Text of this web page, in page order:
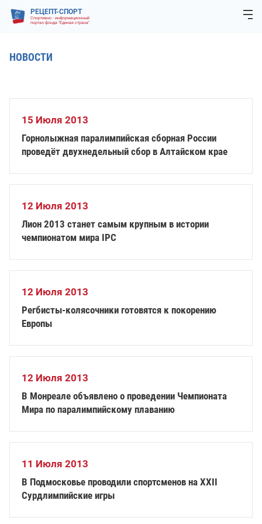
РЕЦЕПТ-СПОРТ
Спортивно - информационный
портал фонда "Единая страна"
НОВОСТИ
15 Июля 2013
Горнолыжная паралимпийская сборная России
проведёт двухнедельный сбор в Алтайском крае
12 Июля 2013
Лион 2013 станет самым крупным в истории
чемпионатом мира IPC
12 Июля 2013
Регбисты-колясочники готовятся к покорению
Европы
12 Июля 2013
В Монреале объявлено о проведении Чемпионата
Мира по паралимпийскому плаванию
11 Июля 2013
В Подмосковье проводили спортсменов на XXII
Сурдлимпийские игры